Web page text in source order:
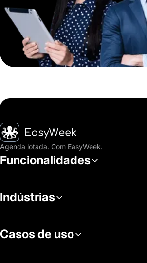
Página inicial
Agenda lotada. Com EasyWeek.
Funcionalidades
Indústrias
Casos de uso